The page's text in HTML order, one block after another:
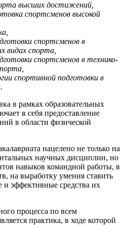
высших достижений,
спортсменов высокой
спортсменов в
видах спорта,
спортсменов в технико-
спортивной подготовки в
в рамках образовательных
в себя предоставление
в области физической
нацелено не только на
научных дисциплин, но
навыков командной работы, в
на выработку умения ставить
и эффективные средства их
процесса по всем
практика, в ходе которой